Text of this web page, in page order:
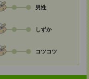
男性
しずか
コツコツ